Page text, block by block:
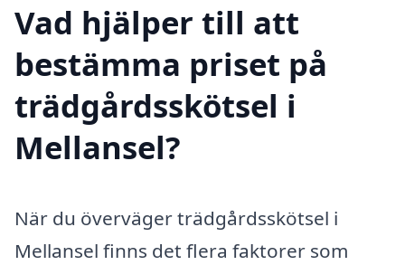
Vad hjälper till att
bestämma priset på
trädgårdsskötsel i
Mellansel?
När du överväger trädgårdsskötsel i
Mellansel finns det flera faktorer som